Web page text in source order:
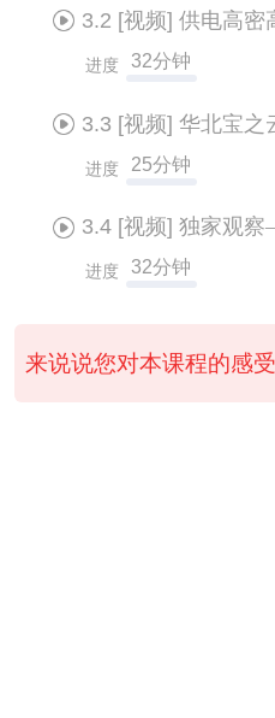
3.2 [视频] 供电高密高
进度 32分钟
3.3 [视频] 华北宝之云
进度 25分钟
3.4 [视频] 独家观察—深度
进度 32分钟
来说说您对本课程的感